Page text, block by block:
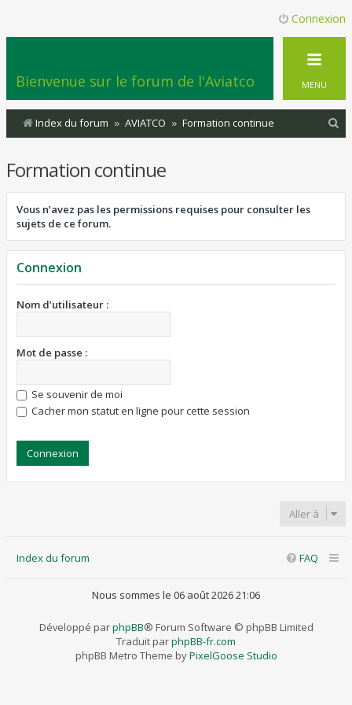
Connexion
Bienvenue sur le forum de l'Aviatco MENU
Index du forum AVIATCO Formation continue
c
Formation continue
Vous n’avez pas les permissions requises pour consulter les
sujets de ce forum.
Connexion
Nom d’utilisateur :
Mot de passe :
Se souvenir de moi
Cacher mon statut en ligne pour cette session
Aller à
Index du forum FAQ
Nous sommes le 06 août 2026 21:06
Développé parphpBB® Forum Software © phpBB Limited
Traduit parphpBB-fr.com
phpBB Metro Theme byPixelGoose Studio